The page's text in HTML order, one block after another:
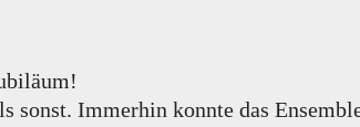
sonst. Immerhin konnte das